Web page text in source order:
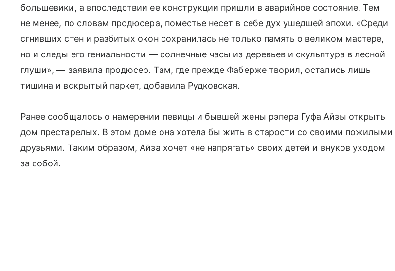
большевики, а впоследствии ее конструкции пришли в аварийное состояние. Тем
не менее, по словам продюсера, поместье несет в себе дух ушедшей эпохи. «Среди
сгнивших стен и разбитых окон сохранилась не только память о великом мастере,
но и следы его гениальности — солнечные часы из деревьев и скульптура в лесной
глуши», — заявила продюсер. Там, где прежде Фаберже творил, остались лишь
тишина и вскрытый паркет, добавила Рудковская.
Ранее сообщалось о намерении певицы и бывшей жены рэпера Гуфа Айзы открыть
дом престарелых. В этом доме она хотела бы жить в старости со своими пожилыми
друзьями. Таким образом, Айза хочет «не напрягать» своих детей и внуков уходом
за собой.